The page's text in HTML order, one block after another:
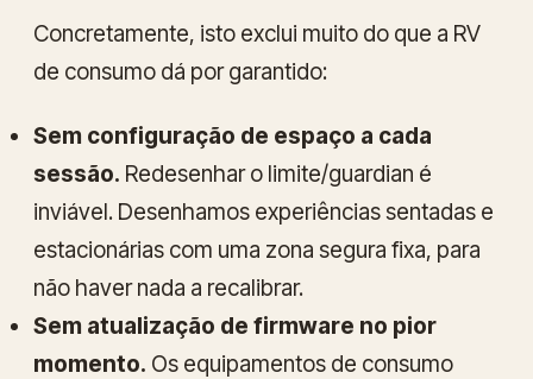
Concretamente, isto exclui muito do que a RV
de consumo dá por garantido:
Sem configuração de espaço a cada
sessão. Redesenhar o limite/guardian é
inviável. Desenhamos experiências sentadas e
estacionárias com uma zona segura fixa, para
não haver nada a recalibrar.
Sem atualização de firmware no pior
momento. Os equipamentos de consumo